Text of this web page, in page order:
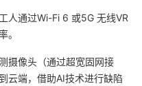
人通过Wi-Fi 6 或5G 无线VR
。
摄像头（通过超宽固网接
云端，借助AI技术进行缺陷